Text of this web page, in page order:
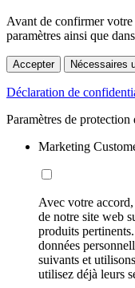
Avant de confirmer votre
paramètres ainsi que
Accepter Nécessaires
Déclaration de
Paramètres de protection
Marketing
Avec votre
de notre site web
produits
données
suivants et
utilisez déjà leurs